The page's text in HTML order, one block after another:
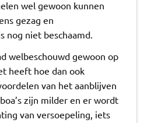
wel gewoon kunnen
gezag en
nog niet beschaamd.
welbeschouwd gewoon op
heeft hoe dan ook
van het aanblijven
zijn milder en er wordt
van versoepeling, iets